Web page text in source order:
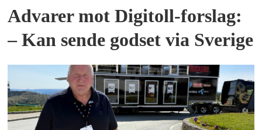
Advarer mot Digitoll-forslag:
– Kan sende godset via Sverige